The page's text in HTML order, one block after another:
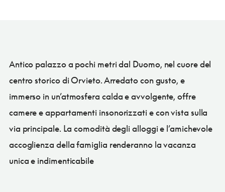
Antico palazzo a pochi metri dal Duomo, nel cuore del
centro storico di Orvieto. Arredato con gusto, e
immerso in un’atmosfera calda e avvolgente, offre
camere e appartamenti insonorizzati e con vista sulla
via principale. La comodità degli alloggi e l’amichevole
accoglienza della famiglia renderanno la vacanza
unica e indimenticabile